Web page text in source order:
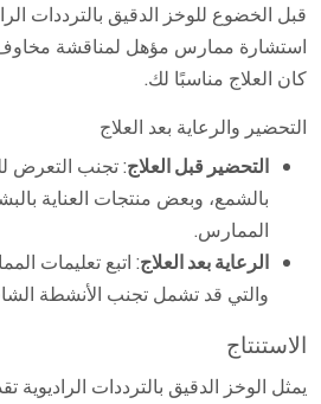
قبل الخضوع للوخز الدقيق بالترددات
استشارة ممارس مؤهل لمناقشة مخاوف
كان العلاج مناسبًا لك.
التحضير والرعاية بعد العلاج
التحضير قبل العلاج: تجنب التعرض
بالشمع، وبعض منتجات العناية
الممارس.
الرعاية بعد العلاج: اتبع تعليمات
والتي قد تشمل تجنب الأنشطة
الاستنتاج
يمثل الوخز الدقيق بالترددات الراديوية